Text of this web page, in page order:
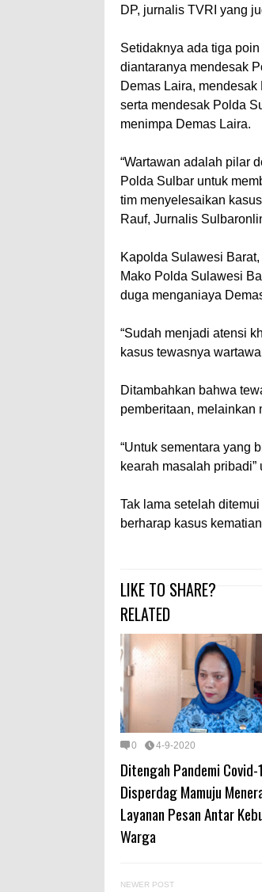
DP, jurnalis TVRI yang
Setidaknya ada tiga
diantaranya mendesak
Demas Laira,
serta mendesak Polda
menimpa Demas Laira.
“Wartawan adalah pilar
Polda Sulbar untuk
tim menyelesaikan
Rauf, Jurnalis
Kapolda Sulawesi
Mako Polda Sulawesi
duga menganiaya
“Sudah menjadi atensi
kasus tewasnya
Ditambahkan bahwa
pemberitaan, melainkan
“Untuk sementara yang
kearah masalah
Tak lama setelah
berharap kasus
LIKE TO SHARE?
RELATED
0 4-9-2020
Ditengah Pandemi Covid-
Disperdag Mamuju
Layanan Pesan Antar
Warga
NEWER POST